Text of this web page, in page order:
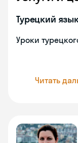
Турецкий
Уроки
Читать